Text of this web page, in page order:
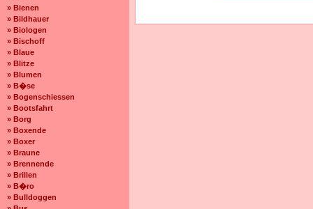
» Bienen
» Bildhauer
» Biologen
» Bischoff
» Blaue
» Blitze
» Blumen
» B�se
» Bogenschiessen
» Bootsfahrt
» Borg
» Boxende
» Boxer
» Braune
» Brennende
» Brillen
» B�ro
» Bulldoggen